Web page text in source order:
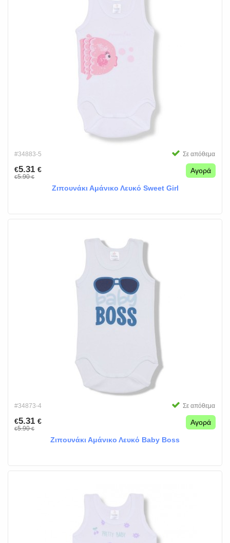
#34883-5 Σε απόθεμα
€5.31 €
€5.90€
Αγορά
Ζιπουνάκι Αμάνικο Λευκό Sweet Girl
#34873-4 Σε απόθεμα
€5.31 €
€5.90€
Αγορά
Ζιπουνάκι Αμάνικο Λευκό Βaby Boss